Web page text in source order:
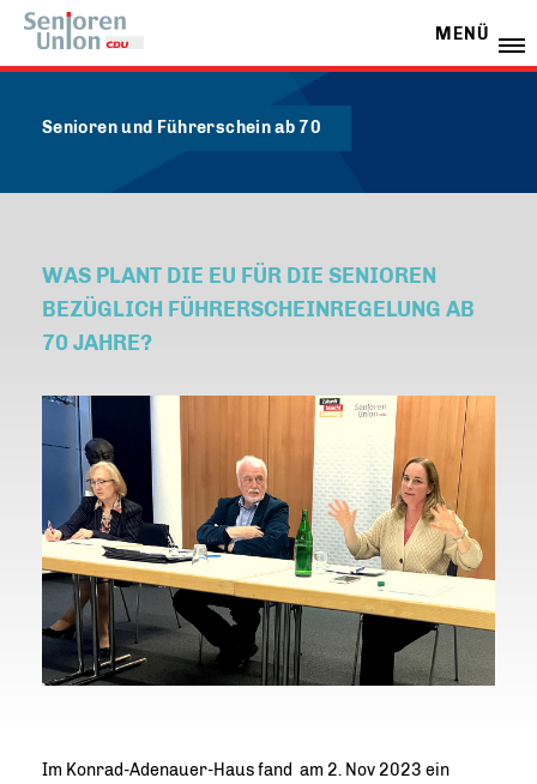
MENÜ
Senioren und Führerschein ab 70
WAS PLANT DIE EU FÜR DIE SENIOREN
BEZÜGLICH FÜHRERSCHEINREGELUNG AB
70 JAHRE?
Im Konrad-Adenauer-Haus fand am 2. Nov 2023 ein